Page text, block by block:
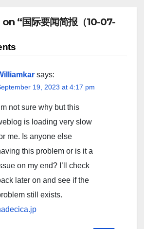
“国际要闻简报（10-07-
says:
19, 2023 at 4:17 pm
not sure why but this
is loading very slow
me. Is anyone else
this problem or is it a
on my end? I’ll check
later on and see if the
still exists.